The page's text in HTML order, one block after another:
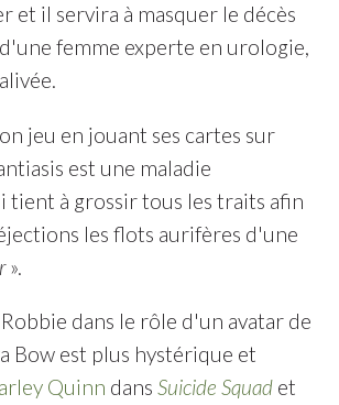
et il servira à masquer le décès
femme experte en urologie,
jeu en jouant ses cartes sur
est une maladie
tient à grossir tous les traits afin
les flots aurifères d'une
».
dans le rôle d'un avatar de
Bow est plus hystérique et
Quinn dans Suicide Squadet